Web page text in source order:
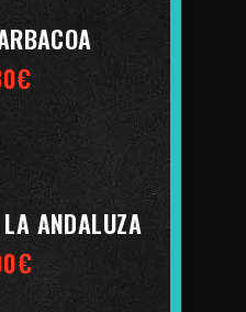
ANDALUZA